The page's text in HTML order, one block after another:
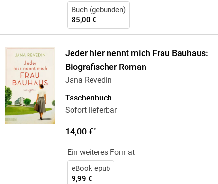
Buch (gebunden)
85,00 €
Jeder hier nennt mich Frau Bauhaus:
Biografischer Roman
Jana Revedin
Taschenbuch
Sofort lieferbar
14,00 €*
Ein weiteres Format
eBook epub
9,99 €